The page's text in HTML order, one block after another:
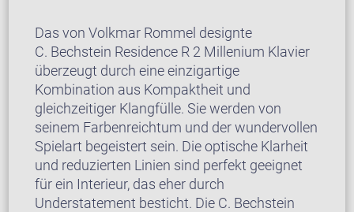
Das von Volkmar Rommel designte
C. Bechstein Residence R 2 Millenium Klavier
überzeugt durch eine einzigartige
Kombination aus Kompaktheit und
gleichzeitiger Klangfülle. Sie werden von
seinem Farbenreichtum und der wundervollen
Spielart begeistert sein. Die optische Klarheit
und reduzierten Linien sind perfekt geeignet
für ein Interieur, das eher durch
Understatement besticht. Die C. Bechstein